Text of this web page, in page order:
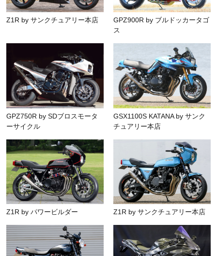
Z1R by サンクチュアリー本店
GPZ900R by ブルドッカータゴ
ス
GPZ750R by SDブロスモータ
ーサイクル
GSX1100S KATANA by サンク
チュアリー本店
Z1R by パワービルダー Z1R by サンクチュアリー本店